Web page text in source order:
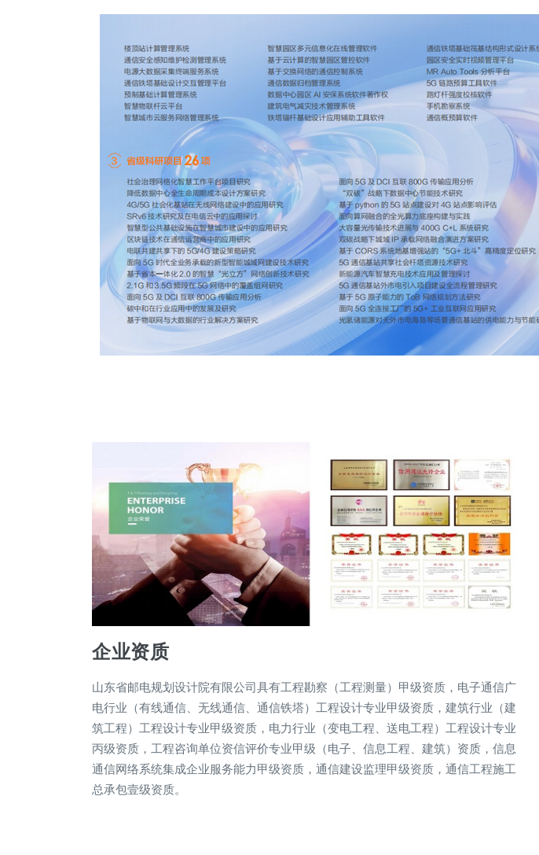
企业资质
山东省邮电规划设计院有限公司具有工程勘察（工程测量）甲级资质，电子通信广
电行业（有线通信、无线通信、通信铁塔）工程设计专业甲级资质，建筑行业（建
筑工程）工程设计专业甲级资质，电力行业（变电工程、送电工程）工程设计专业
丙级资质，工程咨询单位资信评价专业甲级（电子、信息工程、建筑）资质，信息
通信网络系统集成企业服务能力甲级资质，通信建设监理甲级资质，通信工程施工
总承包壹级资质。